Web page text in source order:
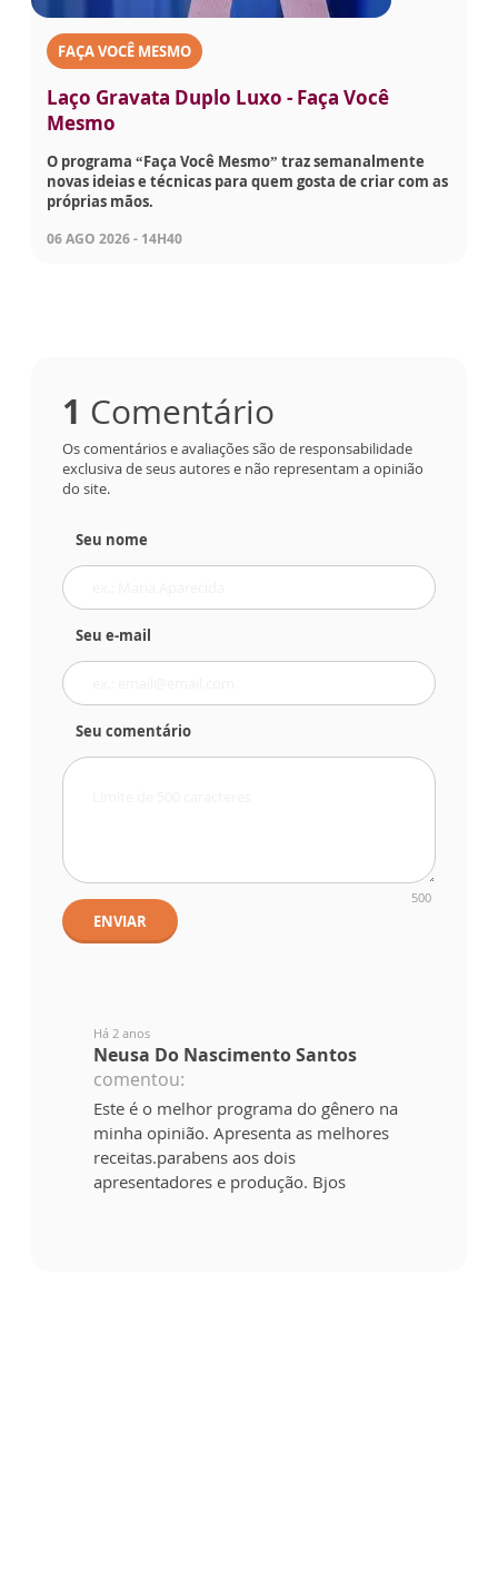
FAÇA VOCÊ MESMO
Laço Gravata Duplo Luxo - Faça Você
Mesmo
O programa “Faça Você Mesmo” traz semanalmente
novas ideias e técnicas para quem gosta de criar com as
próprias mãos.
06 AGO 2026 - 14H40
1 Comentário
Os comentários e avaliações são de responsabilidade
exclusiva de seus autores e não representam a opinião
do site.
Seu nome
Seu e-mail
Seu comentário
500
ENVIAR
Há 2 anos
Neusa Do Nascimento Santos
comentou:
Este é o melhor programa do gênero na
minha opinião. Apresenta as melhores
receitas.parabens aos dois
apresentadores e produção. Bjos